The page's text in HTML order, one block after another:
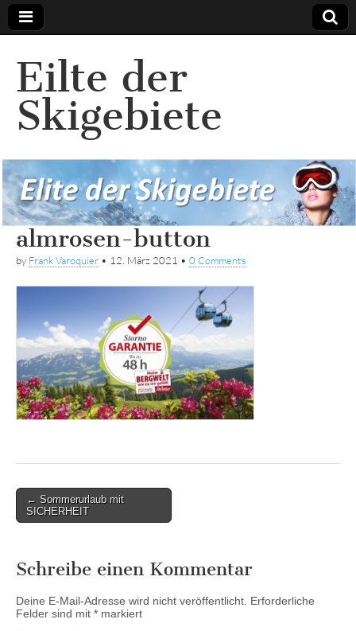
Eilte der
Skigebiete
almrosen-button
by Frank Varoquier • 12. März 2021 • 0 Comments
Post
navigation
← Sommerurlaub mit
SICHERHEIT
Schreibe einen Kommentar
Deine E-Mail-Adresse wird nicht veröffentlicht. Erforderliche
Felder sind mit * markiert